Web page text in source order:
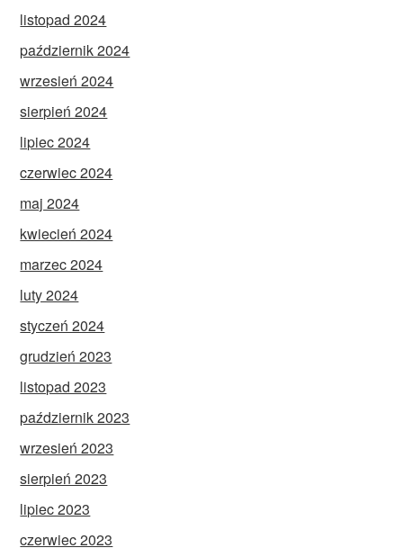
listopad 2024
październik 2024
wrzesień 2024
sierpień 2024
lipiec 2024
czerwiec 2024
maj 2024
kwiecień 2024
marzec 2024
luty 2024
styczeń 2024
grudzień 2023
listopad 2023
październik 2023
wrzesień 2023
sierpień 2023
lipiec 2023
czerwiec 2023